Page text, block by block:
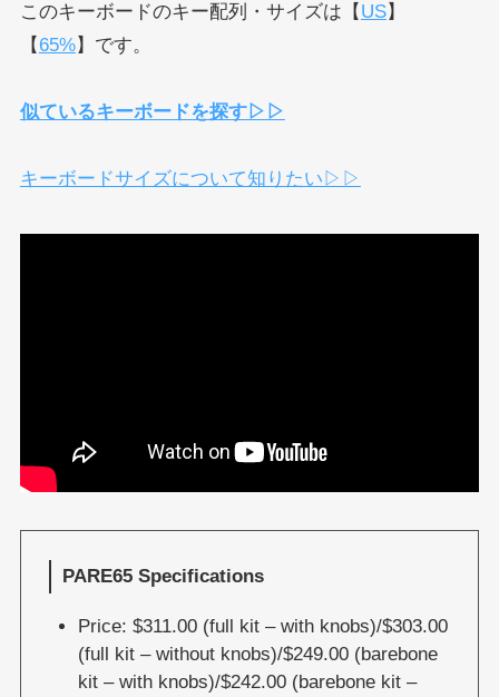
このキーボードのキー配列・サイズは【 US】
【 65%】です。
似ているキーボードを探す▷▷
キーボードサイズについて知りたい▷▷
PARE65 Specifications
Price: $311.00 (full kit – with knobs)/$303.00
(full kit – without knobs)/$249.00 (barebone
kit – with knobs)/$242.00 (barebone kit –